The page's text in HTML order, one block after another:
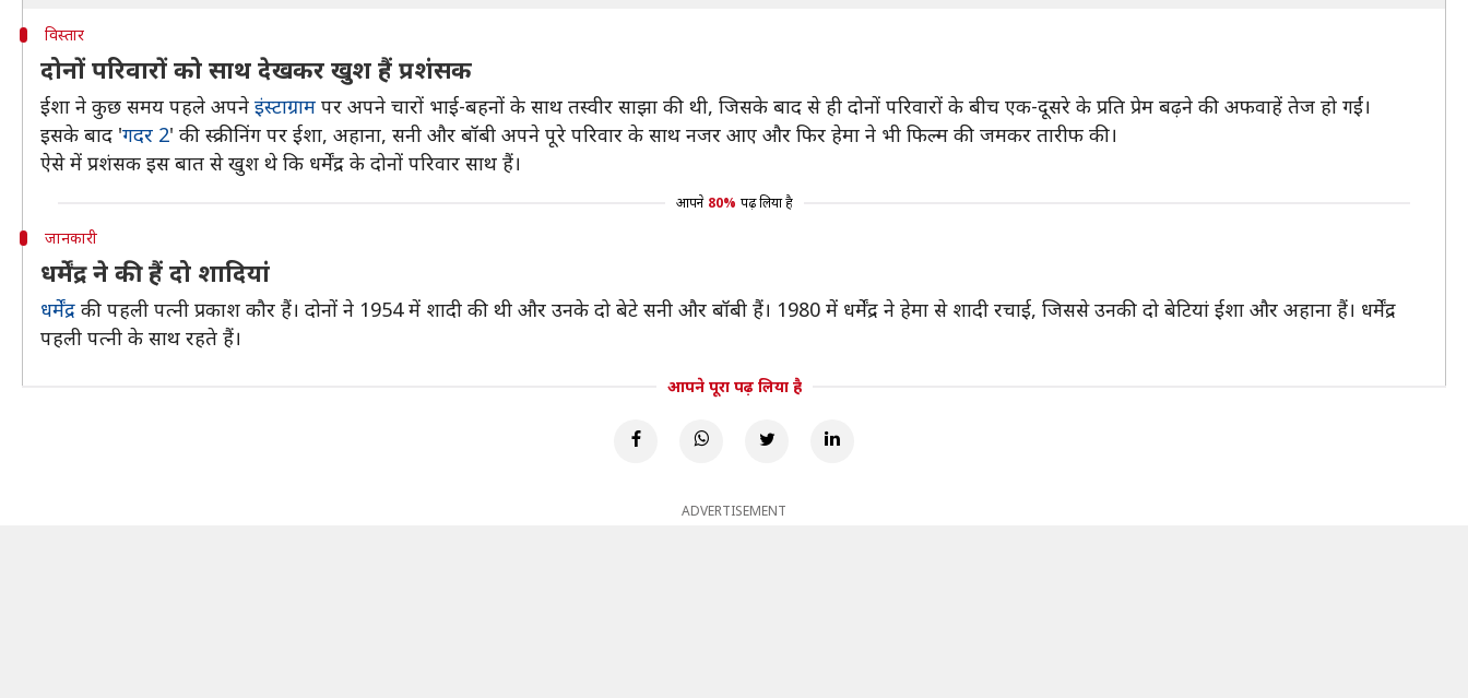
विस्तार
दोनों परिवारों को साथ देखकर खुश हैं प्रशंसक
ईशा ने कुछ समय पहले अपने इंस्टाग्राम पर अपने चारों भाई-बहनों के साथ तस्वीर साझा की थी, जिसके बाद से ही दोनों परिवारों के बीच एक-दूसरे के प्रति प्रेम बढ़ने की अफवाहें तेज हो गईं।
इसके बाद 'गदर 2' की स्क्रीनिंग पर ईशा, अहाना, सनी और बॉबी अपने पूरे परिवार के साथ नजर आए और फिर हेमा ने भी फिल्म की जमकर तारीफ की।
ऐसे में प्रशंसक इस बात से खुश थे कि धर्मेंद्र के दोनों परिवार साथ हैं।
आपने 80% पढ़ लिया है
जानकारी
धर्मेंद्र ने की हैं दो शादियां
धर्मेंद्र की पहली पत्नी प्रकाश कौर हैं। दोनों ने 1954 में शादी की थी और उनके दो बेटे सनी और बॉबी हैं। 1980 में धर्मेंद्र ने हेमा से शादी रचाई, जिससे उनकी दो बेटियां ईशा और अहाना हैं। धर्मेंद्र
पहली पत्नी के साथ रहते हैं।
आपने पूरा पढ़ लिया है
ADVERTISEMENT